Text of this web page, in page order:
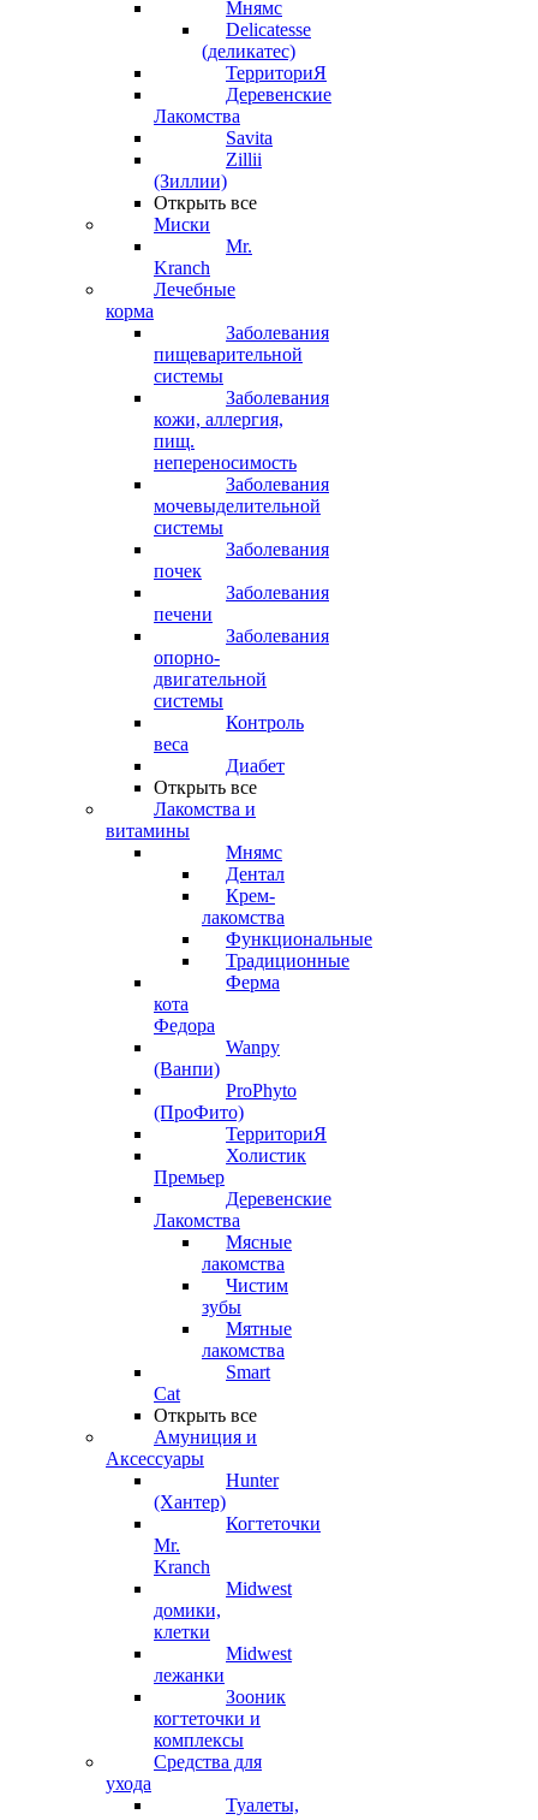
Мнямс
Delicatesse
(деликатес)
ТерриториЯ
Деревенские
Лакомства
Savita
Zillii
(Зиллии)
Открыть все
Миски
Mr.
Kranch
Лечебные
корма
Заболевания
пищеварительной
системы
Заболевания
кожи, аллергия,
пищ.
непереносимость
Заболевания
мочевыделительной
системы
Заболевания
почек
Заболевания
печени
Заболевания
опорно-
двигательной
системы
Контроль
веса
Диабет
Открыть все
Лакомства и
витамины
Мнямс
Дентал
Крем-
лакомства
Функциональные
Традиционные
Ферма
кота
Федора
Wanpy
(Ванпи)
ProPhyto
(ПроФито)
ТерриториЯ
Холистик
Премьер
Деревенские
Лакомства
Мясные
лакомства
Чистим
зубы
Мятные
лакомства
Smart
Cat
Открыть все
Амуниция и
Аксессуары
Hunter
(Хантер)
Когтеточки
Mr.
Kranch
Midwest
домики,
клетки
Midwest
лежанки
Зооник
когтеточки и
комплексы
Средства для
ухода
Туалеты,